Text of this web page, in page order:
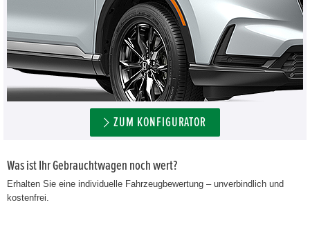
ZUM KONFIGURATOR
Was ist Ihr Gebrauchtwagen noch wert?
Erhalten Sie eine individuelle Fahrzeugbewertung – unverbindlich und
kostenfrei.